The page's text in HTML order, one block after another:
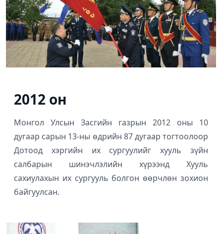
2012 он
Монгол Улсын Засгийн газрын 2012 оны 10
дугаар сарын 13-ны өдрийн 87 дугаар тогтоолоор
Дотоод хэргийн их сургуулийг хууль зүйн
салбарын шинэчлэлийн хүрээнд Хууль
сахиулахын их сургууль болгон өөрчлөн зохион
байгуулсан.